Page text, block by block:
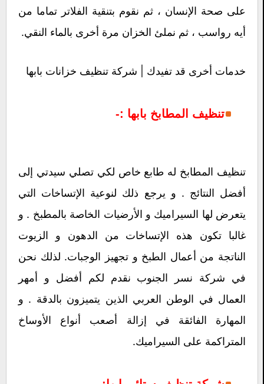
على صحة الإنسان ، ثم نقوم بتنقية الفلاتر تماما من
أيه رواسب ، ثم نملئ الخزان مرة أخرى بالماء النقي.
خدمات أخرى قد تفيدك | شركة تنظيف خزانات بابها
تنظيف المطابخ بابها :-
تنظيف المطابخ له طابع خاص لكي تصلي سيدتي إلى
أفضل النتائج . و يرجع ذلك لنوعية الإتساخات التي
يتعرض لها السيراميك و الأرضيات الخاصة بالمطبخ . و
غالبا تكون هذه الإتساخات من الدهون و الزيوت
الناتجة من أعمال الطبخ و تجهيز الوجبات. لذلك نحن
في شركة نسر الجنوب نقدم لكم أفضل و أمهر
العمال في الوطن العربي الذين يتميزون بالدقة . و
المهارة الفائقة في إزالة أصعب أنواع الأوساخ
المتراكمة على السيراميك.